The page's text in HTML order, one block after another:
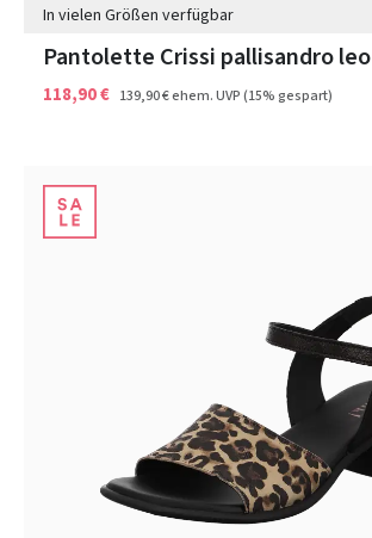
In vielen Größen verfügbar
Pantolette Crissi pallisandro leo
118,90 € 139,90 €ehem. UVP(15% gespart)